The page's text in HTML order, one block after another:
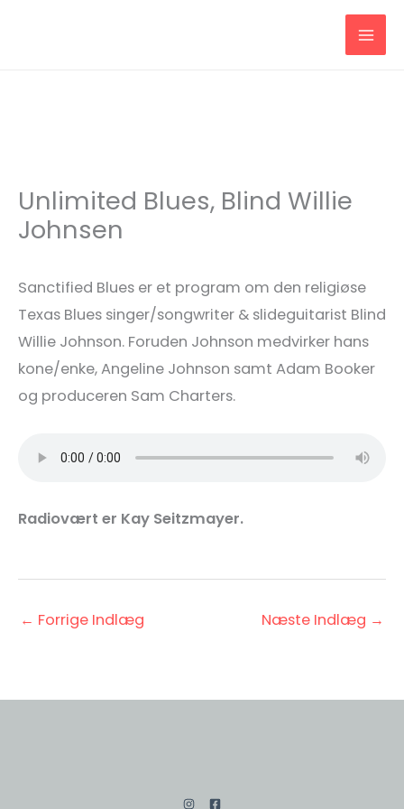
Unlimited Blues, Blind Willie
Johnsen
Sanctified Blues er et program om den religiøse
Texas Blues singer/songwriter & slideguitarist Blind
Willie Johnson. Foruden Johnson medvirker hans
kone/enke, Angeline Johnson samt Adam Booker
og produceren Sam Charters.
Radiovært er Kay Seitzmayer.
← Forrige Indlæg Næste Indlæg →